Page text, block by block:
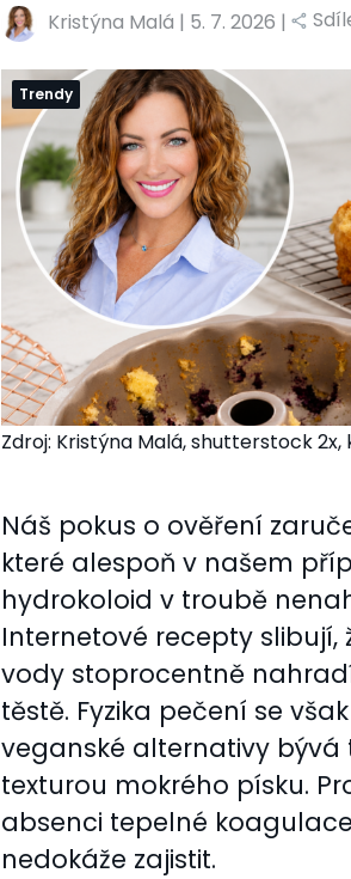
Kristýna Malá | 5. 7. 2026 |
Trendy
Zdroj: Kristýna Malá, shutterstock 2x,
Náš pokus o ověření
které alespoň v našem
hydrokoloid v troubě
Internetové recepty slibují,
vody stoprocentně
těstě. Fyzika pečení se
veganské alternativy bývá
texturou mokrého písku.
absenci tepelné
nedokáže zajistit.